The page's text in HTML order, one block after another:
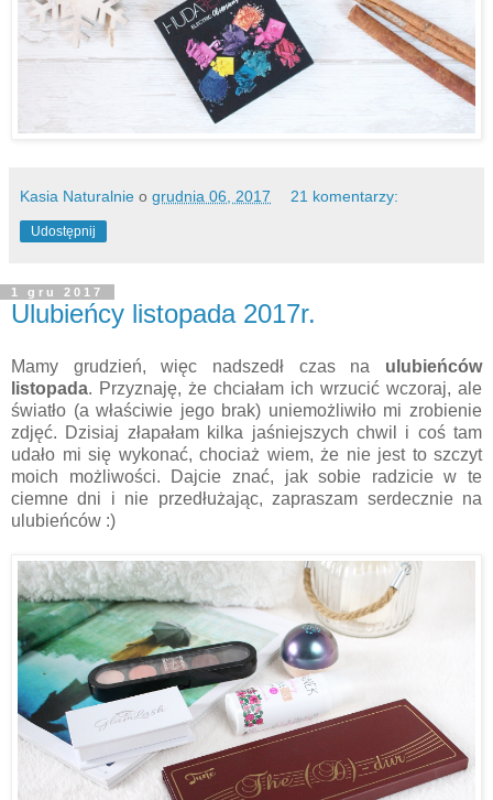
Kasia Naturalnie o grudnia 06, 2017 21 komentarzy:
Udostępnij
1 gru 2017
Ulubieńcy listopada 2017r.
Mamy grudzień, więc nadszedł czas na ulubieńców
listopada. Przyznaję, że chciałam ich wrzucić wczoraj, ale
światło (a właściwie jego brak) uniemożliwiło mi zrobienie
zdjęć. Dzisiaj złapałam kilka jaśniejszych chwil i coś tam
udało mi się wykonać, chociaż wiem, że nie jest to szczyt
moich możliwości. Dajcie znać, jak sobie radzicie w te
ciemne dni i nie przedłużając, zapraszam serdecznie na
ulubieńców :)